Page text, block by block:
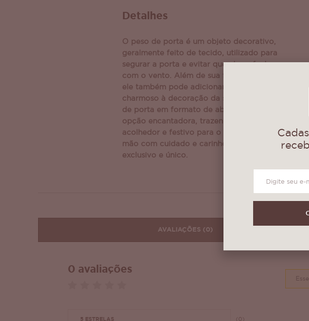
Detalhes
O peso de porta é um objeto decorativo,
geralmente feito de tecido, utilizado para
segurar a porta e evitar que ela se feche
com o vento. Além de sua função prática,
ele também pode adicionar um toque
charmoso à decoração da sua casa. O peso
de porta em formato de abóbora é uma
opção encantadora, trazendo um clima
acolhedor e festivo para o ambiente. Feito à
mão com cuidado e carinho, é um item
exclusivo e único.
AVALIAÇÕES (0)
0 avaliações
5 ESTRELAS (0)